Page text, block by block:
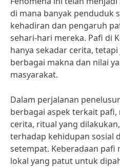
di mana banyak penduduk
kehadiran dan pengaruh
sehari-hari mereka. Pafi di
hanya sekadar cerita,
berbagai makna dan nilai
masyarakat.
Dalam perjalanan
berbagai aspek terkait pafi,
cerita, ritual yang
terhadap kehidupan sosial
setempat. Keberadaan
lokal yang patut untuk